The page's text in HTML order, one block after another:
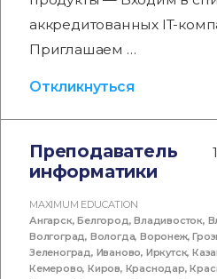
аккредитованных IT-
Приглашаем …
Откликнуться
Преподаватель
информатики
MAXIMUM EDUCATION
Ангарск,Белгород,Владивосток,
Волгоград, Вологда,Воронеж,
Зеленоград, Иваново, Иркутск,
Кемерово,Киров, Краснодар,